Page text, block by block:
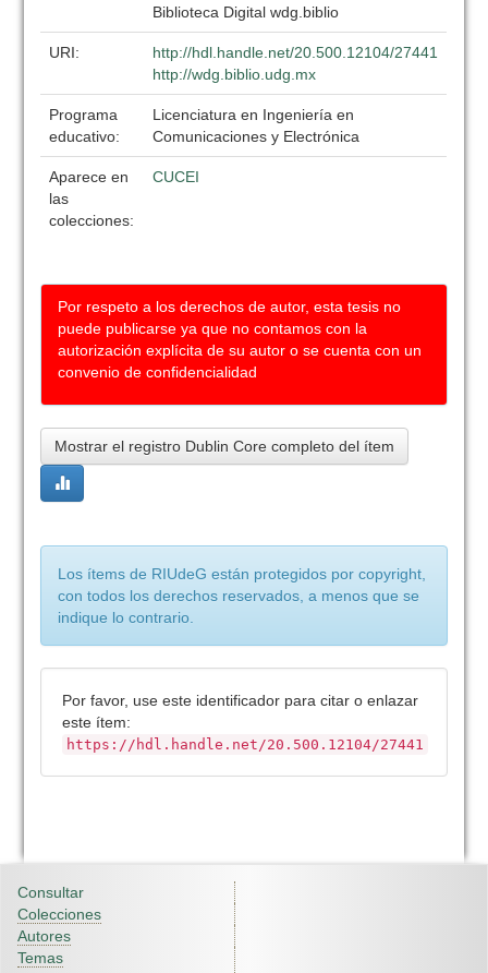
Biblioteca Digital wdg.biblio
URI:
http://hdl.handle.net/20.500.12104/27441
http://wdg.biblio.udg.mx
Programa
educativo:
Licenciatura en Ingeniería en
Comunicaciones y Electrónica
Aparece en
las
colecciones:
CUCEI
Por respeto a los derechos de autor, esta tesis no
puede publicarse ya que no contamos con la
autorización explícita de su autor o se cuenta con un
convenio de confidencialidad
Mostrar el registro Dublin Core completo del ítem
Los ítems de RIUdeG están protegidos por copyright,
con todos los derechos reservados, a menos que se
indique lo contrario.
Por favor, use este identificador para citar o enlazar
este ítem:
https://hdl.handle.net/20.500.12104/27441
Consultar
Colecciones
Autores
Temas